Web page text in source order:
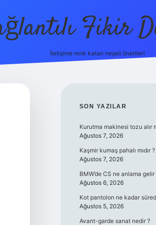
Fikir
İletişime renk katan neşeli öneriler!
SIDEBAR
SON YAZILAR
Kurutma makinesi tozu alır
Ağustos 7, 2026
Kaşmir kumaş pahalı mıdır ?
Ağustos 7, 2026
BMW’de CS ne anlama gelir
Ağustos 6, 2026
Kot pantolon ne kadar
Ağustos 5, 2026
Avant-garde sanat nedir ?